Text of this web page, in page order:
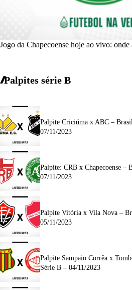
Jogo da Chapecoense hoje ao vivo: onde
Palpites série B
Palpite Criciúma x ABC –
07/11/2023
Palpite: CRB x Chapecoense –
07/11/2023
Palpite Vitória x Vila Nova –
05/11/2023
Palpite Sampaio Corrêa x
Série B – 04/11/2023